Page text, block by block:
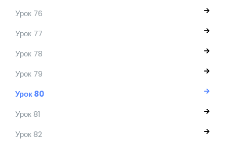
Урок 76
Урок 77
Урок 78
Урок 79
Урок 80
Урок 81
Урок 82